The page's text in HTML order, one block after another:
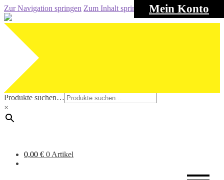
Mein Konto
Zur Navigation springen Zum Inhalt springen
Produkte suchen…
×
0,00 € 0 Artikel